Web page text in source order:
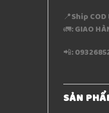
📍Ship
🚛: GIAO
📲:
SẢN